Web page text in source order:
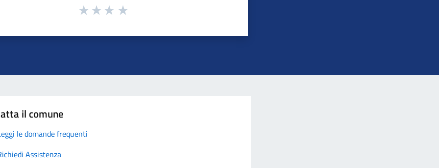
il comune
le domande frequenti
Assistenza